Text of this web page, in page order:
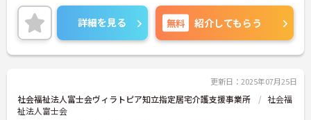
詳細を見る 無料 紹介してもらう
更新日：2025年07月25日
社会福祉法人富士会ヴィラトピア知立指定居宅介護支援事業所
社会福
祉法人富士会